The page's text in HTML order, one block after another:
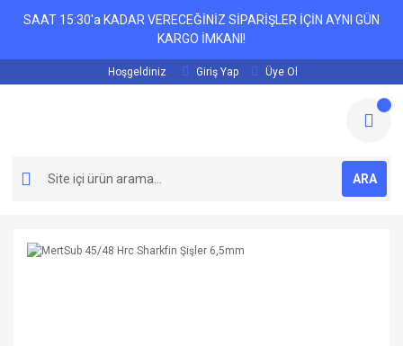
SAAT 15:30'a KADAR VERECEĞİNİZ SİPARİŞLER İÇİN AYNI GÜN
KARGO İMKANI!
Hoşgeldiniz Giriş Yap Üye Ol
ARA